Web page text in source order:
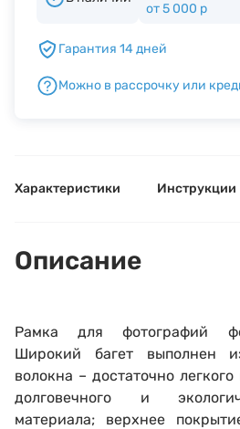
Выберите город
Покажем наличие товаров и
Б/У фототехника
от 5 000 р
Гарантия 14 дней
Можно в рассрочку или
Характеристики Инструкции
Описание
Рамка для фотографий
Широкий багет выполнен
волокна – достаточно
долговечного и
материала; верхнее